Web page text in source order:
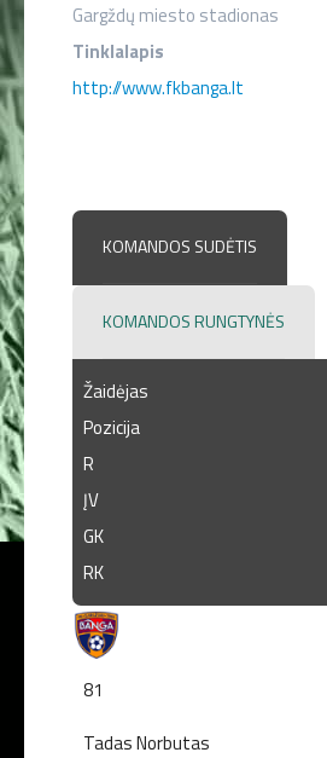
FOTO
STATISTIKA
Gargždų miesto stadionas
Tinklalapis
http://www.fkbanga.lt
KOMANDOS SUDĖTIS
KOMANDOS RUNGTYNĖS
Žaidėjas
Pozicija
R
ĮV
GK
RK
81
Tadas Norbutas